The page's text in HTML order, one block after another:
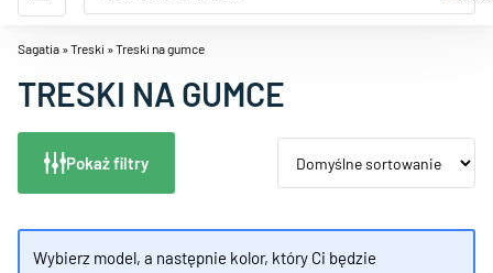
Sagatia »Treski »Treski na gumce
TRESKI NA GUMCE
Pokaż filtry
Wybierz model, a następnie kolor, który Ci będzie